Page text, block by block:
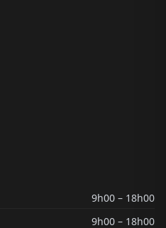
9h00 – 18h00
9h00 – 18h00